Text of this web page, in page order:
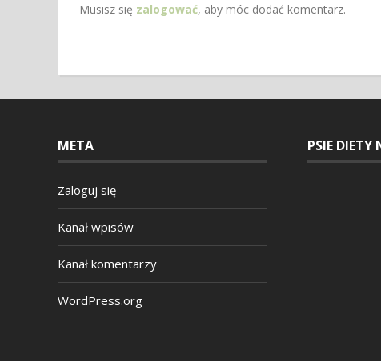
Musisz się zalogować, aby móc dodać komentarz.
META
Zaloguj się
Kanał wpisów
Kanał komentarzy
WordPress.org
PSIE DIETY